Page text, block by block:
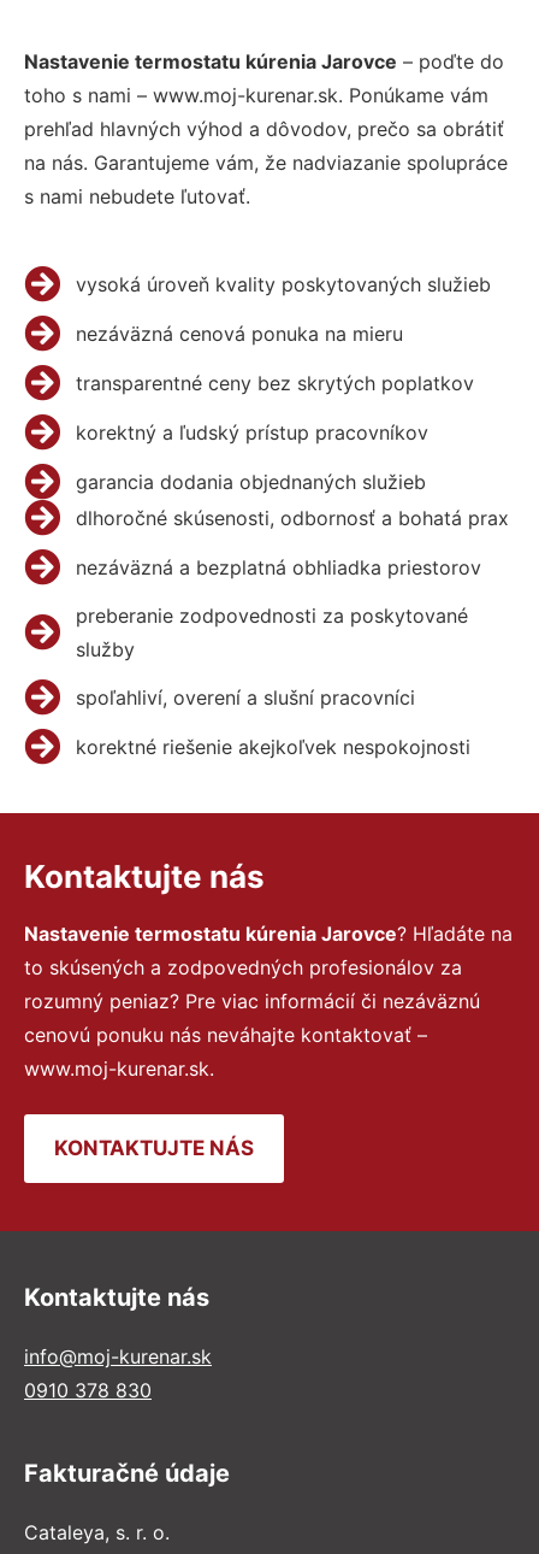
Nastavenie termostatu kúrenia Jarovce – poďte do
toho s nami – www.moj-kurenar.sk. Ponúkame vám
prehľad hlavných výhod a dôvodov, prečo sa obrátiť
na nás. Garantujeme vám, že nadviazanie spolupráce
s nami nebudete ľutovať.
vysoká úroveň kvality poskytovaných služieb
nezáväzná cenová ponuka na mieru
transparentné ceny bez skrytých poplatkov
korektný a ľudský prístup pracovníkov
garancia dodania objednaných služieb
dlhoročné skúsenosti, odbornosť a bohatá prax
nezáväzná a bezplatná obhliadka priestorov
preberanie zodpovednosti za poskytované
služby
spoľahliví, overení a slušní pracovníci
korektné riešenie akejkoľvek nespokojnosti
Kontaktujte nás
Nastavenie termostatu kúrenia Jarovce? Hľadáte na
to skúsených a zodpovedných profesionálov za
rozumný peniaz? Pre viac informácií či nezáväznú
cenovú ponuku nás neváhajte kontaktovať –
www.moj-kurenar.sk.
KONTAKTUJTE NÁS
Kontaktujte nás
info@moj-kurenar.sk
0910 378 830
Fakturačné údaje
Cataleya, s. r. o.